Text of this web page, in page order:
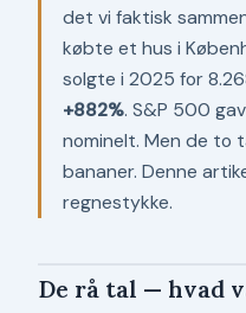
det vi faktisk
købte et hus i
solgte i 2025 for
+882%. S&P 500
nominelt. Men de to
bananer. Denne
regnestykke.
De rå tal — hvad